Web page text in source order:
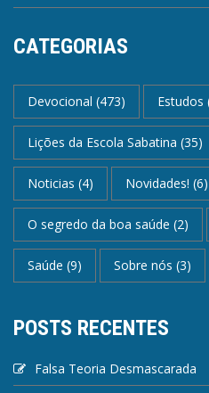
CATEGORIAS
Devocional (473) Estudos
Lições da Escola Sabatina (35)
Noticias (4) Novidades! (6)
O segredo da boa saúde (2)
Saúde (9) Sobre nós (3)
POSTS RECENTES
Falsa Teoria Desmascarada